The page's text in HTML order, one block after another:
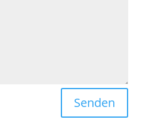
Senden